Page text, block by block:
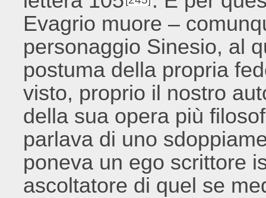
Evagrio muore –
personaggio Sinesio, al
postuma della propria
visto, proprio il nostro
della sua opera più
parlava di uno
poneva un ego scrittore
ascoltatore di quel se